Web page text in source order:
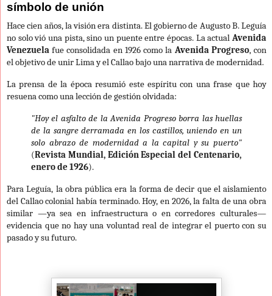
símbolo de unión
Hace cien años, la visión era distinta. El gobierno de Augusto B. Leguía
no solo vió una pista, sino un puente entre épocas. La actual Avenida
Venezuela fue consolidada en 1926 como la Avenida Progreso, con
el objetivo de unir Lima y el Callao bajo una narrativa de modernidad.
La prensa de la época resumió este espíritu con una frase que hoy
resuena como una lección de gestión olvidada:
"Hoy el asfalto de la Avenida Progreso borra las huellas
de la sangre derramada en los castillos, uniendo en un
solo abrazo de modernidad a la capital y su puerto"
(Revista Mundial, Edición Especial del Centenario,
enero de 1926).
Para Leguía, la obra pública era la forma de decir que el aislamiento
del Callao colonial había terminado. Hoy, en 2026, la falta de una obra
similar —ya sea en infraestructura o en corredores culturales—
evidencia que no hay una voluntad real de integrar el puerto con su
pasado y su futuro.